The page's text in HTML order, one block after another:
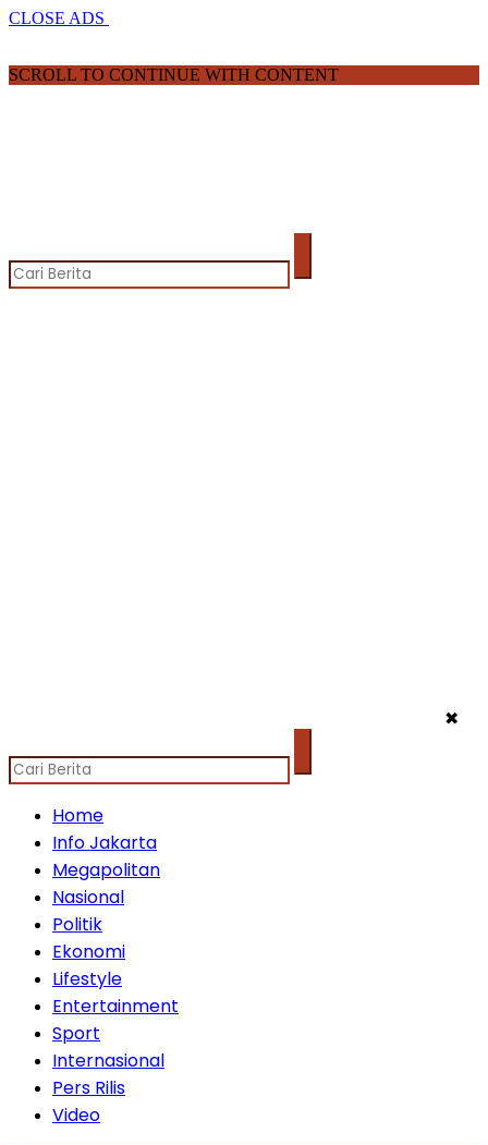
CLOSE ADS
SCROLL TO CONTINUE WITH CONTENT
✖
Home
Info Jakarta
Megapolitan
Nasional
Politik
Ekonomi
Lifestyle
Entertainment
Sport
Internasional
Pers Rilis
Video